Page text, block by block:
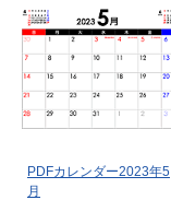
PDFカレンダー2023年5
月